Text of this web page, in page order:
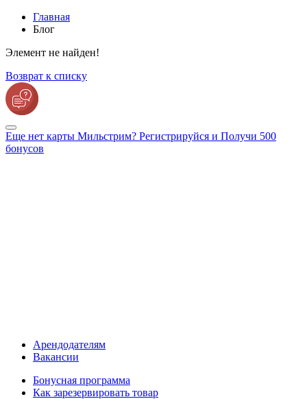
Главная
Блог
Элемент не найден!
Возврат к списку
Еще нет карты Мильстрим? Регистрируйся и Получи 500
бонусов
Арендодателям
Вакансии
Бонусная программа
Как зарезервировать товар